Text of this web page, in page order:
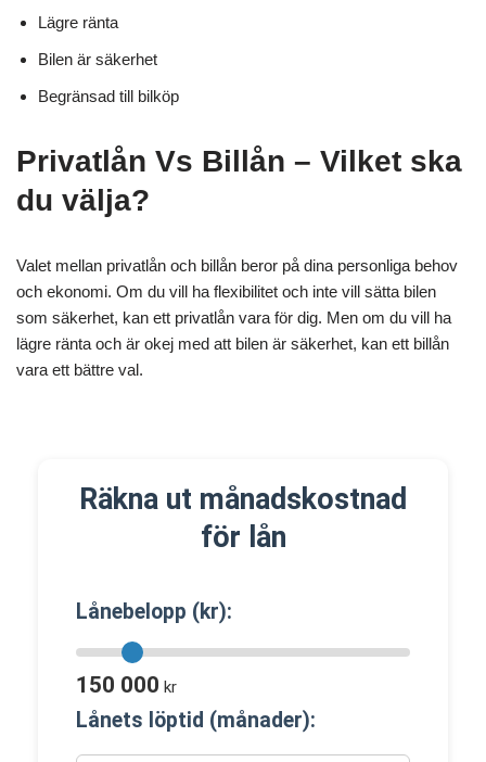
Lägre ränta
Bilen är säkerhet
Begränsad till bilköp
Privatlån Vs Billån – Vilket ska
du välja?
Valet mellan privatlån och billån beror på dina personliga behov
och ekonomi. Om du vill ha flexibilitet och inte vill sätta bilen
som säkerhet, kan ett privatlån vara för dig. Men om du vill ha
lägre ränta och är okej med att bilen är säkerhet, kan ett billån
vara ett bättre val.
Räkna ut månadskostnad
för lån
Lånebelopp (kr):
150 000 kr
Lånets löptid (månader):